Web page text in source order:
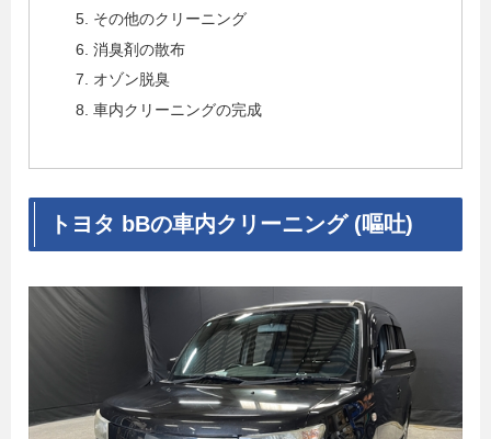
その他のクリーニング
消臭剤の散布
オゾン脱臭
車内クリーニングの完成
トヨタ bBの車内クリーニング (嘔吐)